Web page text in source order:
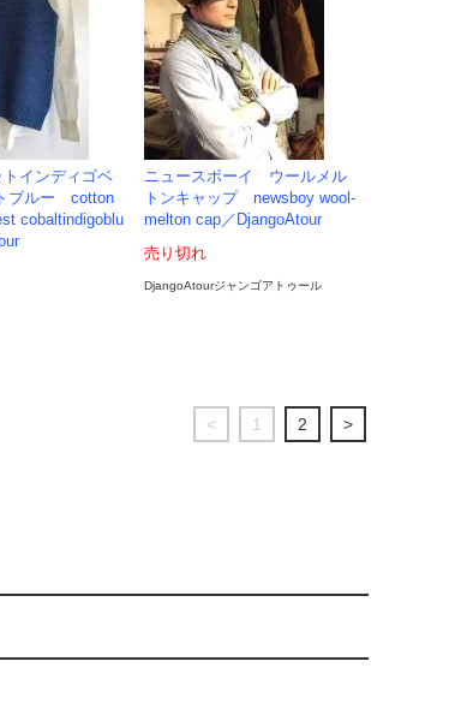
トインディゴベ
ブルー cotton
cobaltindigoblu
ニュースボーイ ウールメル
トンキャップ newsboy wool-
melton cap／DjangoAtour
売り切れ
DjangoAtourジャンゴアトゥール
< 1 2 >